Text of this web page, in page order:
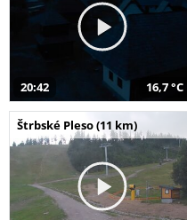
20:42 16,7 °C
Štrbské Pleso (11 km)